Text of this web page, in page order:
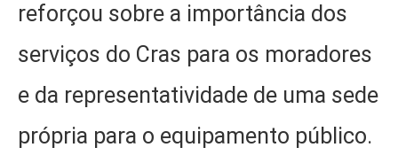
reforçou sobre a importância dos
serviços do Cras para os moradores
e da representatividade de uma sede
própria para o equipamento público.